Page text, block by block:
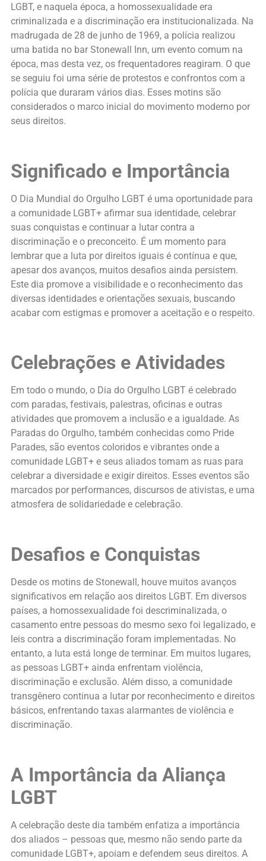
LGBT, e naquela época, a homossexualidade era
criminalizada e a discriminação era institucionalizada. Na
madrugada de 28 de junho de 1969, a polícia realizou
uma batida no bar Stonewall Inn, um evento comum na
época, mas desta vez, os frequentadores reagiram. O que
se seguiu foi uma série de protestos e confrontos com a
polícia que duraram vários dias. Esses motins são
considerados o marco inicial do movimento moderno por
seus direitos.
Significado e Importância
O Dia Mundial do Orgulho LGBT é uma oportunidade para
a comunidade LGBT+ afirmar sua identidade, celebrar
suas conquistas e continuar a lutar contra a
discriminação e o preconceito. É um momento para
lembrar que a luta por direitos iguais é contínua e que,
apesar dos avanços, muitos desafios ainda persistem.
Este dia promove a visibilidade e o reconhecimento das
diversas identidades e orientações sexuais, buscando
acabar com estigmas e promover a aceitação e o respeito.
Celebrações e Atividades
Em todo o mundo, o Dia do Orgulho LGBT é celebrado
com paradas, festivais, palestras, oficinas e outras
atividades que promovem a inclusão e a igualdade. As
Paradas do Orgulho, também conhecidas como Pride
Parades, são eventos coloridos e vibrantes onde a
comunidade LGBT+ e seus aliados tomam as ruas para
celebrar a diversidade e exigir direitos. Esses eventos são
marcados por performances, discursos de ativistas, e uma
atmosfera de solidariedade e celebração.
Desafios e Conquistas
Desde os motins de Stonewall, houve muitos avanços
significativos em relação aos direitos LGBT. Em diversos
países, a homossexualidade foi descriminalizada, o
casamento entre pessoas do mesmo sexo foi legalizado, e
leis contra a discriminação foram implementadas. No
entanto, a luta está longe de terminar. Em muitos lugares,
as pessoas LGBT+ ainda enfrentam violência,
discriminação e exclusão. Além disso, a comunidade
transgênero continua a lutar por reconhecimento e direitos
básicos, enfrentando taxas alarmantes de violência e
discriminação.
A Importância da Aliança
LGBT
A celebração deste dia também enfatiza a importância
dos aliados – pessoas que, mesmo não sendo parte da
comunidade LGBT+, apoiam e defendem seus direitos. A